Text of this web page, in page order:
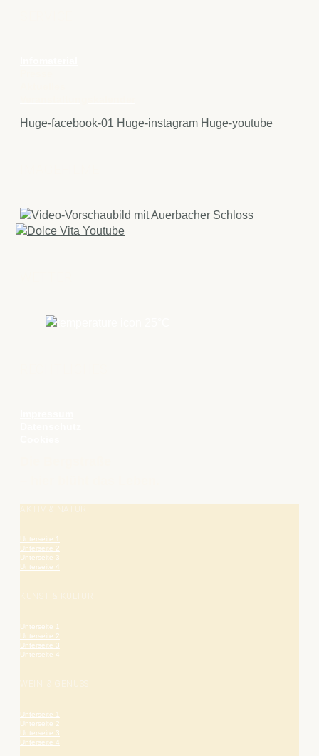
Huge-facebook-01 Huge-instagram Huge-youtube
AKTIV & NATUR
Unterseite 1
Unterseite 2
Unterseite 3
Unterseite 4
Unterseite 1
Unterseite 2
Unterseite 3
Unterseite 4
Unterseite 1
Unterseite 2
Unterseite 3
Unterseite 4